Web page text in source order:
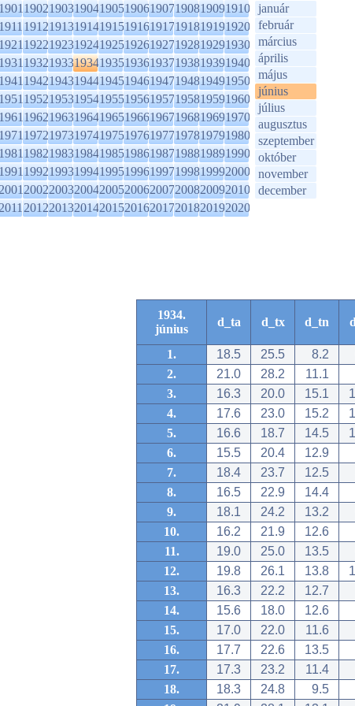
190219031904190519061907190819091910
191219131914191519161917191819191920
192219231924192519261927192819291930
193219331934193519361937193819391940
194219431944194519461947194819491950
195219531954195519561957195819591960
196219631964196519661967196819691970
197219731974197519761977197819791980
198219831984198519861987198819891990
199219931994199519961997199819992000
200220032004200520062007200820092010
201220132014201520162017201820192020
január
február
március
április
május
június
július
augusztus
szeptember
október
november
december
1934.
június
d_ta d_tx d_tn
1. 18.5 25.5 8.2
2.
21.0 28.2 11.1
3.
16.3 20.0 15.1
4.
17.6 23.0 15.2
5.
16.6 18.7 14.5
6.
15.5 20.4 12.9
7.
18.4 23.7 12.5
8.
16.5 22.9 14.4
9.
18.1 24.2 13.2
10.
16.2 21.9 12.6
11.
19.0 25.0 13.5
12.
19.8 26.1 13.8
13.
16.3 22.2 12.7
14.
15.6 18.0 12.6
15.
17.0 22.0 11.6
16.
17.7 22.6 13.5
17.
17.3 23.2 11.4
18.
18.3 24.8 9.5